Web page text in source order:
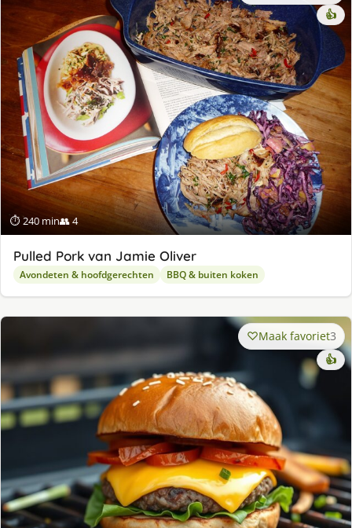
⏱ 240 min👥 4
👍
Pulled Pork van Jamie Oliver
Avondeten & hoofdgerechten BBQ & buiten koken
Maak favoriet3
👍